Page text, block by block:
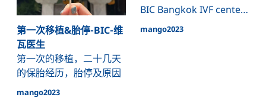
第一次移植&胎停-BIC-维
瓦医生
第一次的移植，二十几天
的保胎经历，胎停及原因
mango2023
BIC Bangkok IVF center
Ladprao 医生：维瓦医生
mango2023